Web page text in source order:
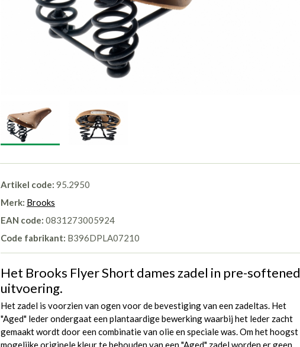
Artikel code: 95.2950
Merk: Brooks
EAN code: 0831273005924
Code fabrikant: B396DPLA07210
Het Brooks Flyer Short dames zadel in pre-softened
uitvoering.
Het zadel is voorzien van ogen voor de bevestiging van een zadeltas. Het
"Aged" leder ondergaat een plantaardige bewerking waarbij het leder zacht
gemaakt wordt door een combinatie van olie en speciale was. Om het hoogst
mogelijke originele kleur te behouden van een "Aged" zadel worden er geen